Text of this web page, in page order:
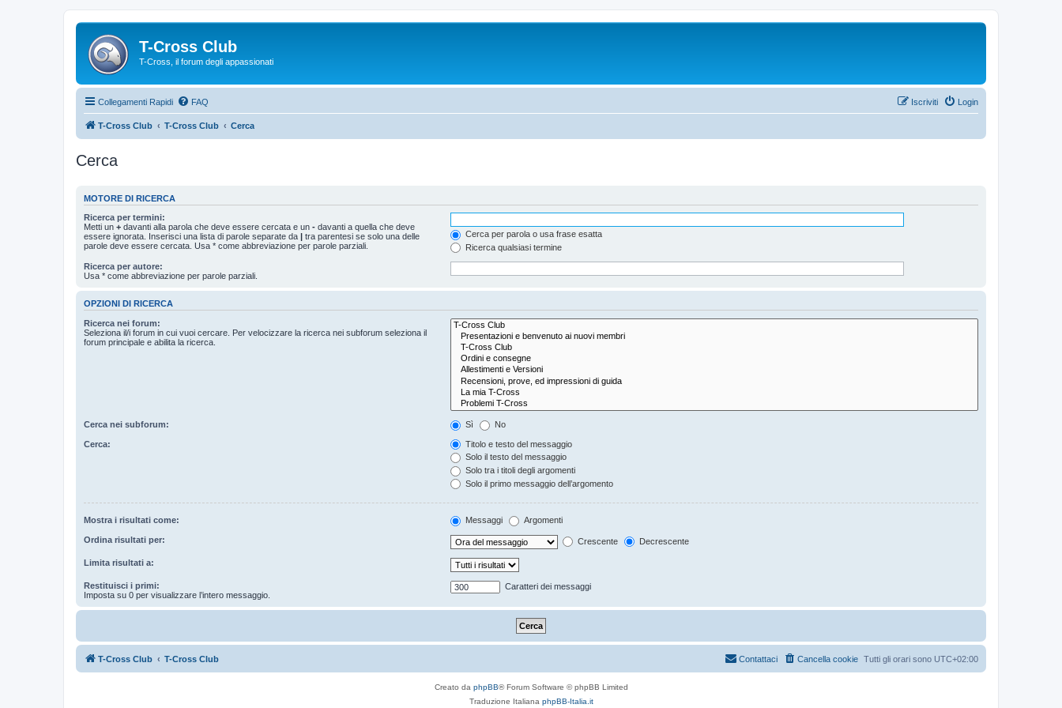
T-Cross Club
T-Cross, il forum degli appassionati
Collegamenti Rapidi FAQ Login
Iscriviti
T-Cross Club T-Cross Club Cerca
Cerca
MOTORE DI RICERCA
Ricerca per termini:
Metti un + davanti alla parola che deve essere cercata e un - davanti a quella che deve
essere ignorata. Inserisci una lista di parole separate da | tra parentesi se solo una delle
parole deve essere cercata. Usa * come abbreviazione per parole parziali.
Cerca per parola o usa frase esatta
Ricerca qualsiasi termine
Ricerca per autore:
Usa * come abbreviazione per parole parziali.
OPZIONI DI RICERCA
Ricerca nei forum:
Seleziona il/i forum in cui vuoi cercare. Per velocizzare la ricerca nei subforum seleziona il
forum principale e abilita la ricerca.
Cerca nei subforum: Sì No
Cerca:
Titolo e testo del messaggio
Solo il testo del messaggio
Solo tra i titoli degli argomenti
Solo il primo messaggio dell’argomento
Mostra i risultati come: Messaggi Argomenti
Ordina risultati per: Crescente Decrescente
Limita risultati a:
Restituisci i primi:
Imposta su 0 per visualizzare l’intero messaggio.
Caratteri dei messaggi
T-Cross Club T-Cross Club Tutti gli orari sono UTC+02:00
Cancella cookie
Contattaci
Creato da phpBB® Forum Software © phpBB Limited
Traduzione Italiana phpBB-Italia.it